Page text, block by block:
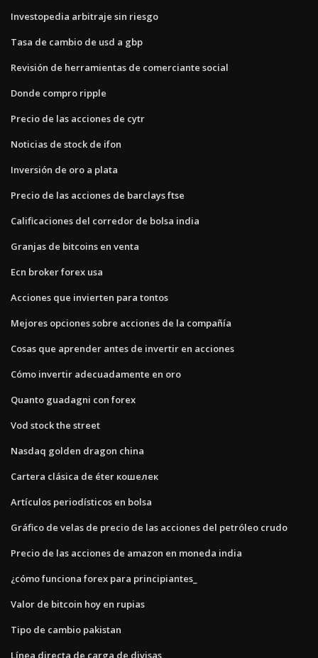
Investopedia arbitraje sin riesgo
Tasa de cambio de usd a gbp
Revisión de herramientas de comerciante social
Donde compro ripple
Precio de las acciones de cytr
Noticias de stock de ifon
Inversión de oro a plata
Precio de las acciones de barclays ftse
Calificaciones del corredor de bolsa india
Granjas de bitcoins en venta
Ecn broker forex usa
Acciones que invierten para tontos
Mejores opciones sobre acciones de la compañía
Cosas que aprender antes de invertir en acciones
Cómo invertir adecuadamente en oro
Quanto guadagni con forex
Vod stock the street
Nasdaq golden dragon china
Cartera clásica de éter кошелек
Artículos periodísticos en bolsa
Gráfico de velas de precio de las acciones del petróleo crudo
Precio de las acciones de amazon en moneda india
¿cómo funciona forex para principiantes_
Valor de bitcoin hoy en rupias
Tipo de cambio pakistan
Línea directa de carga de divisas